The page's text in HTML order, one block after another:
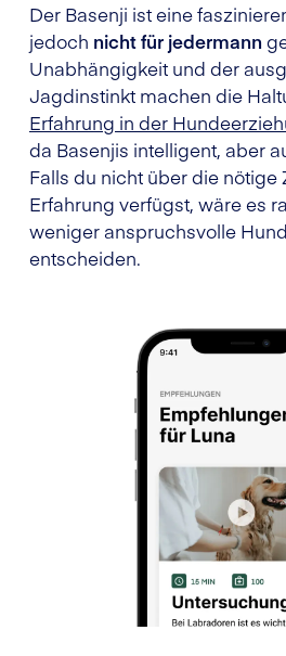
Der Basenji ist eine
jedoch nicht für jedermann
Unabhängigkeit und der
Jagdinstinkt machen die
Erfahrung in der
da Basenjis intelligent, aber
Falls du nicht über die nötige
Erfahrung verfügst, wäre es
weniger anspruchsvolle
entscheiden.